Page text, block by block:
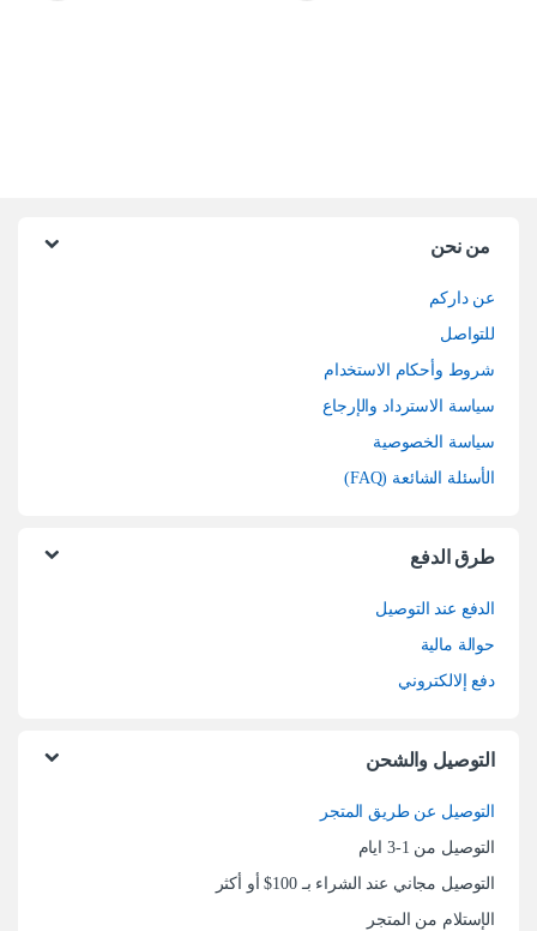
من نحن
عن داركم
للتواصل
شروط وأحكام الاستخدام
سياسة الاسترداد والإرجاع
سياسة الخصوصية
الأسئلة الشائعة (FAQ)
طرق الدفع
الدفع عند التوصيل
حوالة مالية
دفع إلالكتروني
التوصيل والشحن
التوصيل عن طريق المتجر
التوصيل من 1-3 ايام
التوصيل مجاني عند الشراء بـ 100$ أو أكثر
الإستلام من المتجر